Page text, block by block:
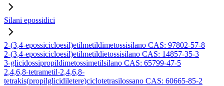
Silani epossidici
2-(3,4-epossicicloesil)etilmetildimetossisilano CAS: 97802-57-8
2-(3,4-epossicicloesil)etilmetildietossisilano CAS: 14857-35-3
3-glicidossipropildimetossimetilsilano CAS: 65799-47-5
2,4,6,8-tetrametil-2,4,6,8-
tetrakis(propilglicidiletere)ciclotetrasilossano CAS: 60665-85-2